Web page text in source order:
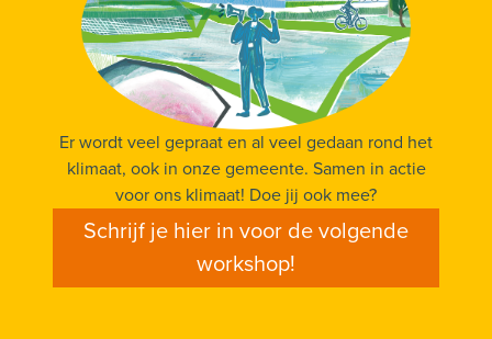
Er wordt veel gepraat en al veel gedaan rond het
klimaat, ook in onze gemeente. Samen in actie
voor ons klimaat! Doe jij ook mee?
Schrijf je hier in voor de volgende
workshop!